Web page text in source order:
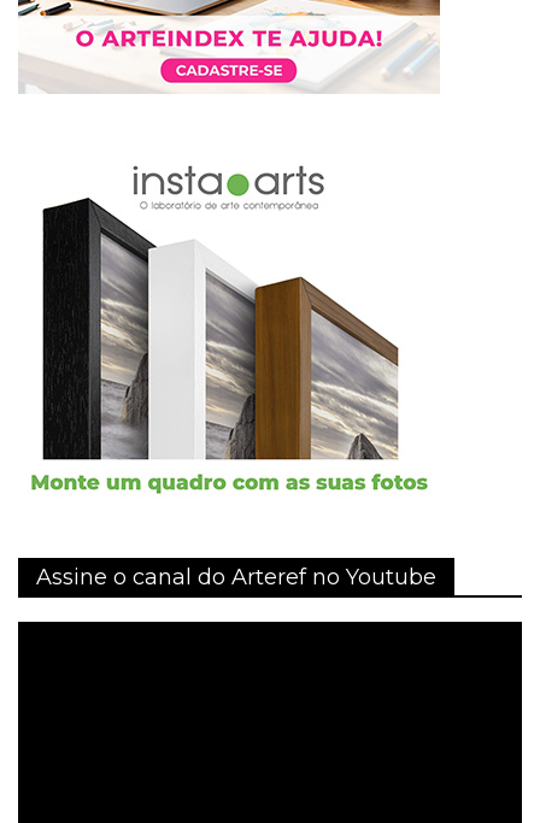
Assine o canal do Arteref no Youtube